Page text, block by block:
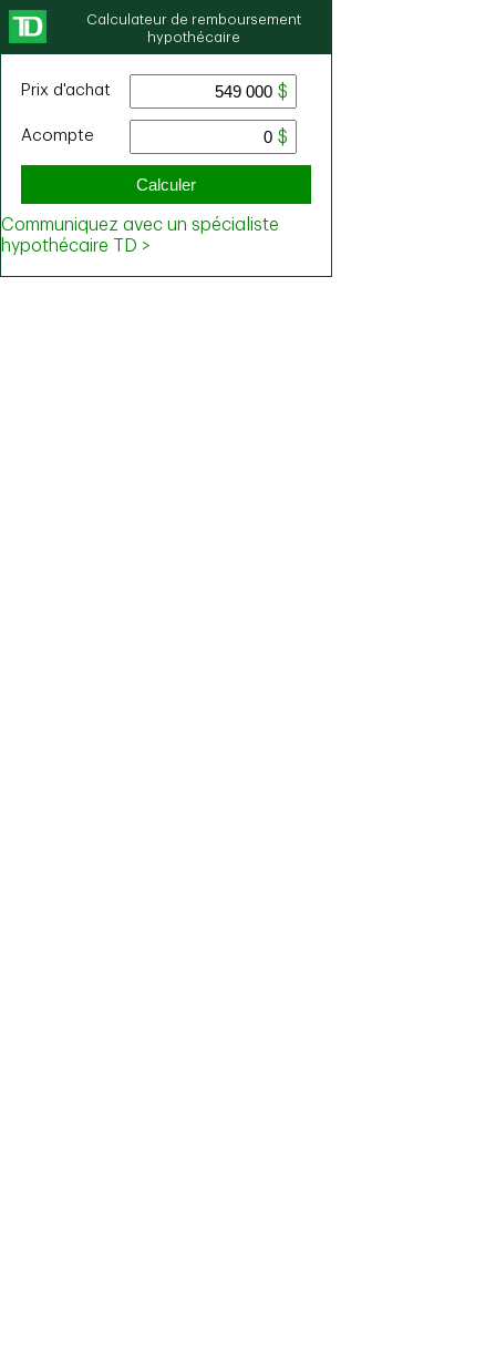
Calculateur de remboursement
hypothécaire
Prix ​​d'achat
Acompte
Calculer
Communiquez avec un spécialiste
hypothécaire TD >